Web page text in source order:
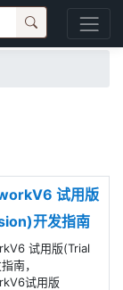
试用版
开发指南
试用版(Trial
南，
试用版